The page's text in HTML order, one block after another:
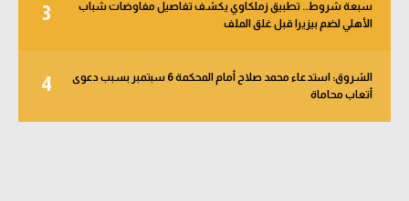
3
سبعة شروط.. تطبيق زملكاوي يكشف تفاصيل مفاوضات شباب
الأهلي لضم بيزيرا قبل غلق الملف
4
الشروق: استدعاء محمد صلاح أمام المحكمة 6 سبتمبر بسبب دعوى
أتعاب محاماة